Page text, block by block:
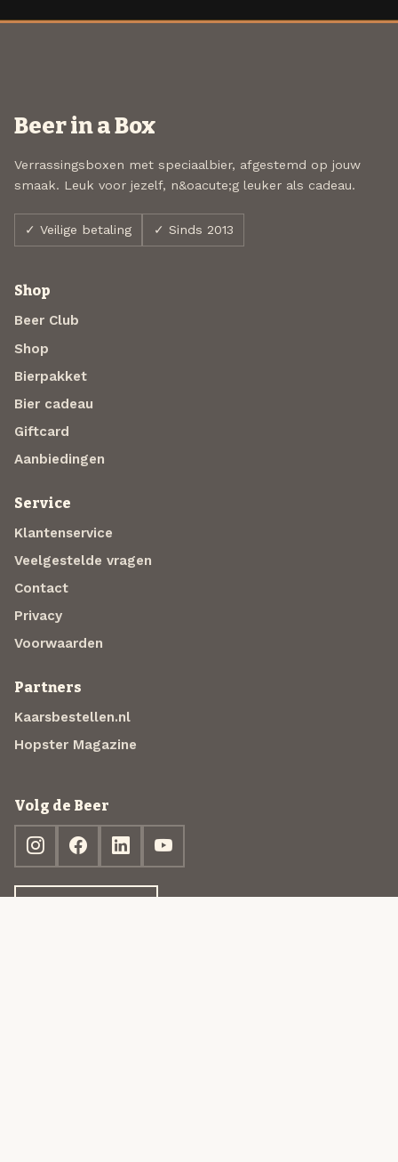
Beer in a Box
Verrassingsboxen met speciaalbier, afgestemd op jouw
smaak. Leuk voor jezelf, n&oacute;g leuker als cadeau.
✓ Veilige betaling ✓ Sinds 2013
Shop
Beer Club
Shop
Bierpakket
Bier cadeau
Giftcard
Aanbiedingen
Service
Klantenservice
Veelgestelde vragen
Contact
Privacy
Voorwaarden
Partners
Kaarsbestellen.nl
Hopster Magazine
Volg de Beer